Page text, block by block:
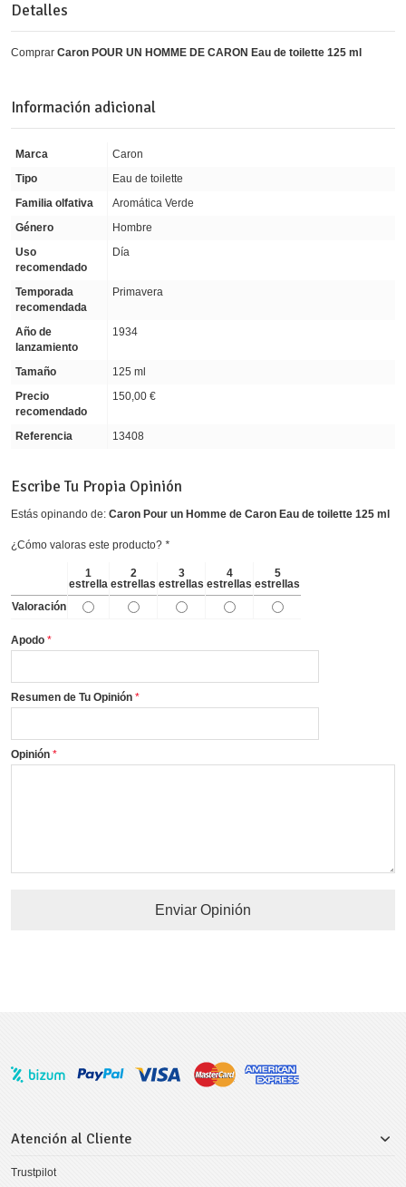
Detalles
Comprar Caron POUR UN HOMME DE CARON Eau de toilette 125 ml
Información adicional
Marca
Caron
Tipo
Eau de toilette
Familia olfativa
Aromática Verde
Género
Hombre
Uso
recomendado
Día
Temporada
recomendada
Primavera
Año de
lanzamiento
1934
Tamaño
125 ml
Precio
recomendado
150,00 €
Referencia 13408
Escribe Tu Propia Opinión
Estás opinando de: Caron Pour un Homme de Caron Eau de toilette 125 ml
¿Cómo valoras este producto? *
1
estrella
2
estrellas
3
estrellas
4
estrellas
5
estrellas
Valoración
Apodo
Resumen de Tu Opinión
Opinión
Enviar Opinión
Atención al Cliente
Trustpilot